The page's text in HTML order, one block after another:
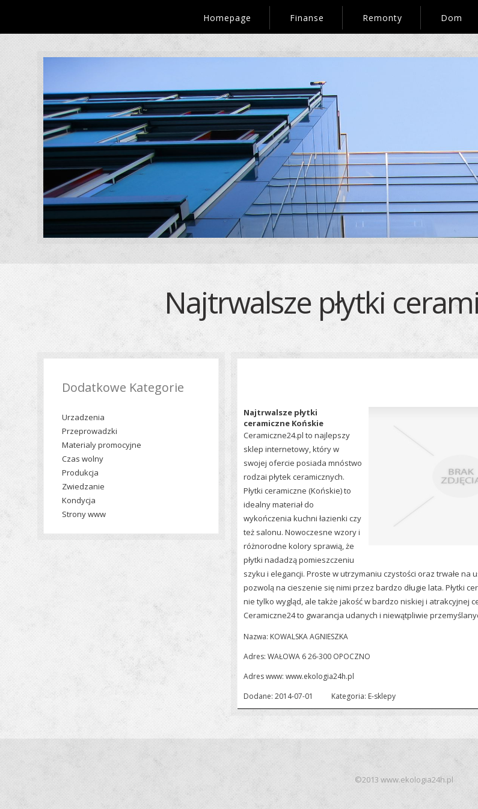
Homepage Finanse Remonty Dom
Najtrwalsze płytki
Dodatkowe Kategorie
Urzadzenia
Przeprowadzki
Materialy promocyjne
Czas wolny
Produkcja
Zwiedzanie
Kondycja
Strony www
Najtrwalsze płytki
ceramiczne Końskie
Ceramiczne24.pl to najlepszy
sklep internetowy, który w
swojej ofercie posiada mnóstwo
rodzai płytek ceramicznych.
Płytki ceramiczne (Końskie) to
idealny materiał do
wykończenia kuchni łazienki czy
też salonu. Nowoczesne wzory i
różnorodne kolory sprawią, że
płytki nadadzą pomieszczeniu
szyku i elegancji. Proste w utrzymaniu czystości oraz trwałe na
pozwolą na cieszenie się nimi przez bardzo długie lata. Płytki
nie tylko wygląd, ale także jakość w bardzo niskiej i atrakcyjnej
Ceramiczne24 to gwarancja udanych i niewątpliwie
Nazwa: KOWALSKA AGNIESZKA
Adres: WAŁOWA 6 26-300 OPOCZNO
Adres www: www.ekologia24h.pl
Dodane: 2014-07-01
Kategoria: E-sklepy
©2013 www.ekologia24h.pl